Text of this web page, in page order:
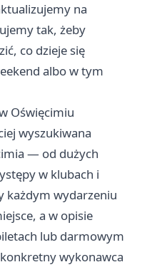
na
tak, żeby
co dzieje się
albow tym
Oświęcimiu
wyszukiwana
— od dużych
w klubach i
każdym wydarzeniu
a w opisie
lub darmowym
wykonawca